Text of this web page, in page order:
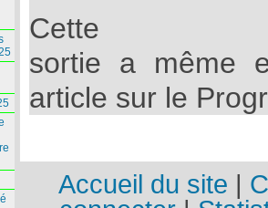
Cette
sortie a même
article sur le
Accueil du site |